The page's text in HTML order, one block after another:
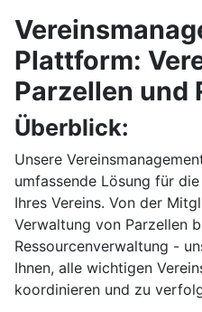
Plattform:
Parzellen und
Überblick:
Unsere
umfassende Lösung für
Ihres Vereins. Von der
Verwaltung von Parzellen
Ressourcenverwaltung -
Ihnen, alle wichtigen
koordinieren und zu